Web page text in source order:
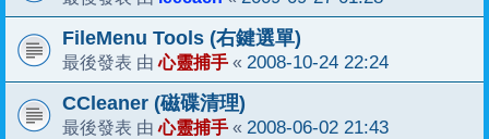
FileMenu Tools (右鍵選單)
最後發表 由心靈捕手 « 2008-10-24 22:24
CCleaner (磁碟清理)
最後發表 由心靈捕手 « 2008-06-02 21:43